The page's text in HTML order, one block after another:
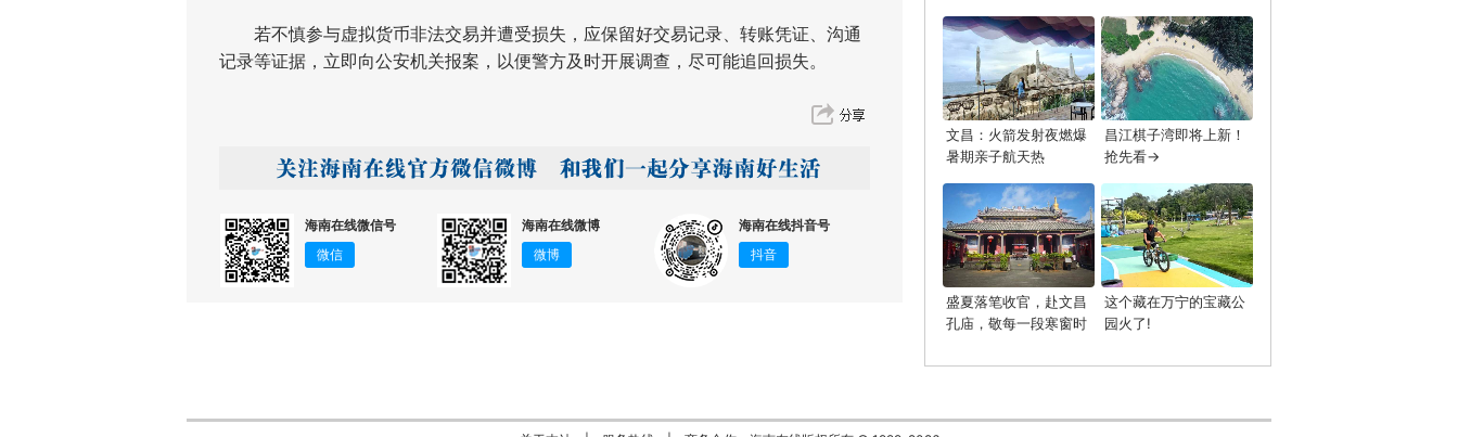
若不慎参与虚拟货币非法交易并遭受损失，应保留好交易记录、转账凭证、沟通
记录等证据，立即向公安机关报案，以便警方及时开展调查，尽可能追回损失。
海南在线微信号
微信
海南在线微博
微博
海南在线抖音号
抖音
文昌：火箭发射夜燃爆
暑期亲子航天热
昌江棋子湾即将上新！
抢先看→
盛夏落笔收官，赴文昌
孔庙，敬每一段寒窗时
这个藏在万宁的宝藏公
园火了!